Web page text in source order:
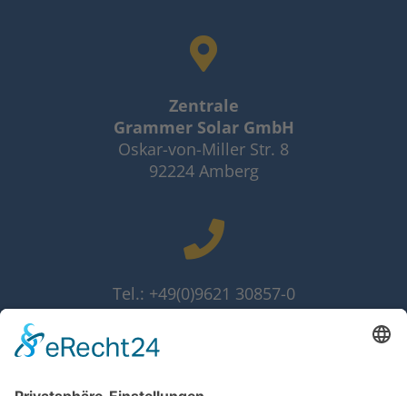
Zentrale
Grammer Solar GmbH
Oskar-von-Miller Str. 8
92224 Amberg
Tel.: +49(0)9621 30857-0
Fax: +49(0)9621 30857-10